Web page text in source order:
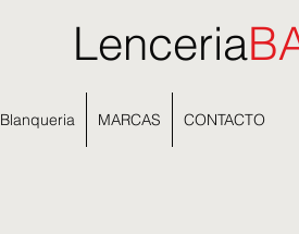
Lenceria
Blanqueria MARCAS CONTACTO